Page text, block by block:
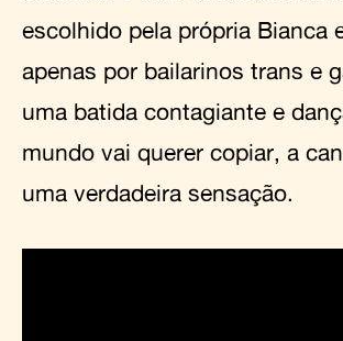
escolhido pela própria Bianca
apenas por bailarinos trans e
uma batida contagiante e
mundo vai querer copiar, a
uma verdadeira sensação.